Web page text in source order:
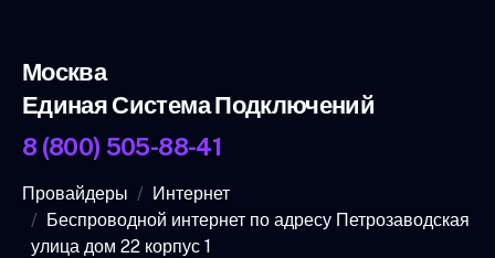
Москва
Единая Система Подключений
8 (800) 505-88-41
Провайдеры
Интернет
Беспроводной интернет по адресу Петрозаводская
улица дом 22 корпус 1